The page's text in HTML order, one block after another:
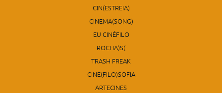
CIN(ESTREIA)
CINEMA(SONG)
EU CINÉFILO
ROCHA)S(
TRASH FREAK
CINE(FILO)SOFIA
ARTECINES